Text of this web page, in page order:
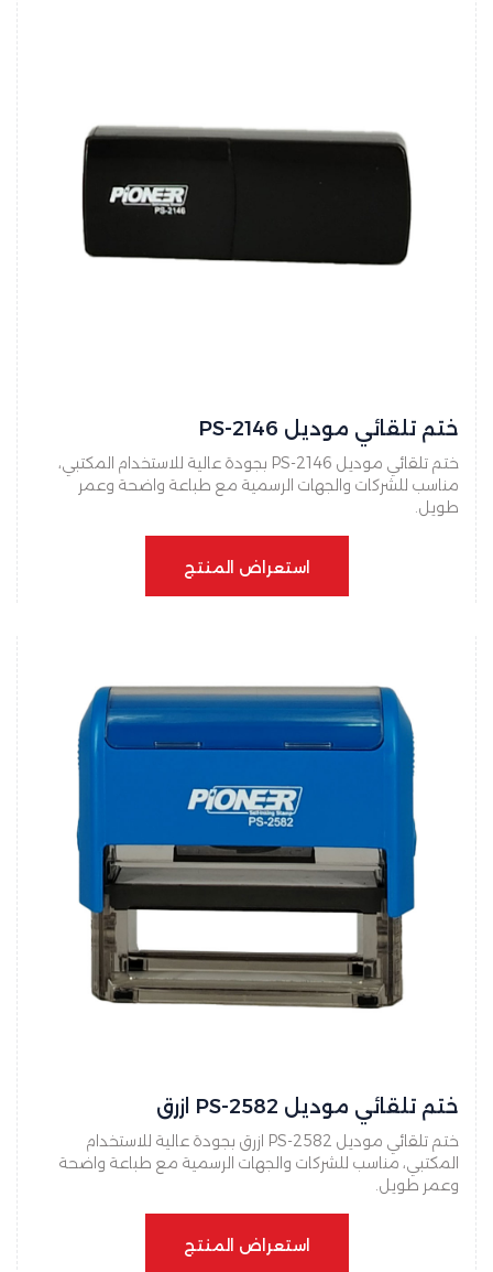
ختم تلقائي موديل PS-2146
ختم تلقائي موديل PS-2146 بجودة عالية للاستخدام المكتبي،
مناسب للشركات والجهات الرسمية مع طباعة واضحة وعمر
طويل.
استعراض المنتج
استعراض المنتج
ختم تلقائي موديل PS-2582 ازرق
ختم تلقائي موديل PS-2582 ازرق بجودة عالية للاستخدام
المكتبي، مناسب للشركات والجهات الرسمية مع طباعة واضحة
وعمر طويل.
استعراض المنتج